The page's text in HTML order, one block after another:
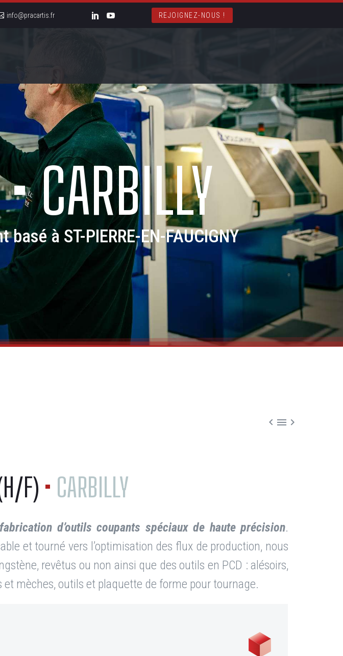
info@pracartis.fr REJOIGNEZ-NOUS !
à ST-PIERRE-EN-FAUCIGNY
  
F) • CARBILLY
fabrication d’outils coupants spéciaux de haute précision.
et tourné vers l’optimisation des flux de production, nous
revêtus ou non ainsi que des outils en PCD : alésoirs,
mèches, outils et plaquette de forme pour tournage.